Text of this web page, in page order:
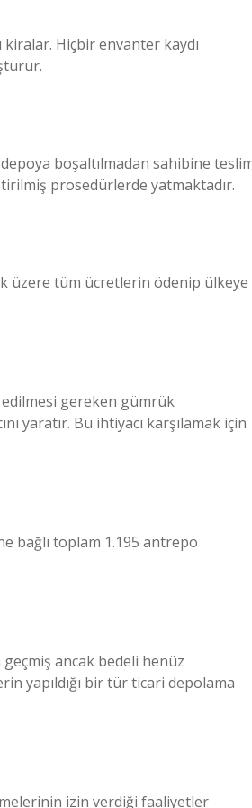
kiralar. Hiçbir envanter kaydı
boşaltılmadan sahibine
prosedürlerde yatmaktadır.
üzere tüm ücretlerin ödenip ülkeye
edilmesi gereken gümrük
yaratır. Bu ihtiyacı karşılamak için
bağlı toplam 1.195 antrepo
ancak bedeli henüz
yapıldığı bir tür ticari depolama
izin verdiği faaliyetler